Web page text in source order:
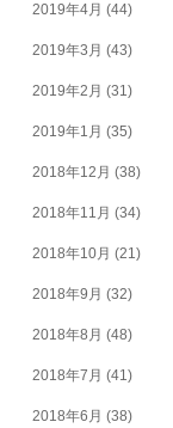
2019年4月 (44)
2019年3月 (43)
2019年2月 (31)
2019年1月 (35)
2018年12月 (38)
2018年11月 (34)
2018年10月 (21)
2018年9月 (32)
2018年8月 (48)
2018年7月 (41)
2018年6月 (38)